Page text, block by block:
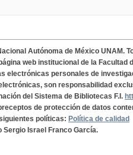
Autónoma de México UNAM.
web institucional de la
electrónicas personales de
son responsabilidad
del Sistema de Bibliotecas F.I.
de protección de datos
políticas: Política de calidad
Israel Franco García.